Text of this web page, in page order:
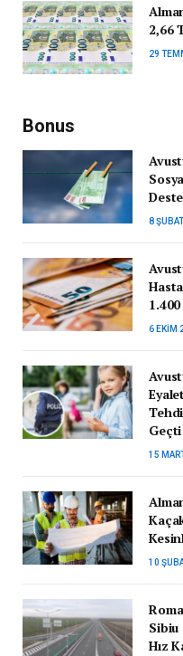
2,66
29
Bonus
8
6 EKIM
Geçti
15
10
Sibiu
Hız